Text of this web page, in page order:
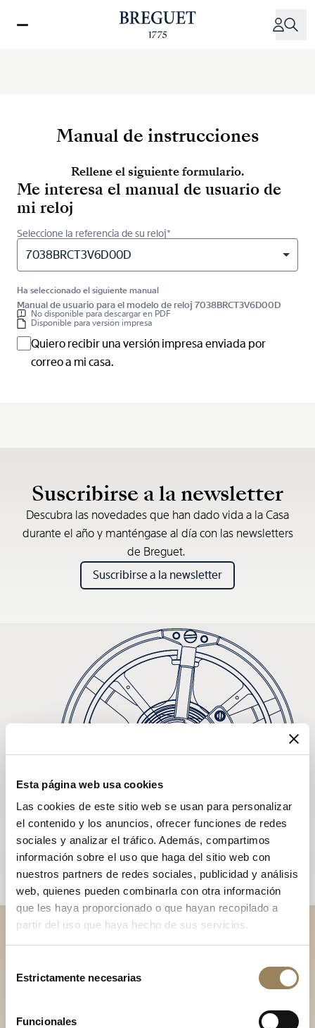
Esta página web usa cookies
Las cookies de este sitio web se usan para personalizar
el contenido y los anuncios, ofrecer funciones de redes
sociales y analizar el tráfico. Además, compartimos
información sobre el uso que haga del sitio web con
nuestros partners de redes sociales, publicidad y análisis
web, quienes pueden combinarla con otra información
que les haya proporcionado o que hayan recopilado a
partir del uso que haya hecho de sus servicios.
Estrictamente necesarias
Funcionales
Manual de instrucciones
Rellene el siguiente formulario.
Me interesa el manual de usuario de
mi reloj
Seleccione la referencia de su reloj*
7038BRCT3V6D00D
Ha seleccionado el siguiente manual
Manual de usuario para el modelo de reloj 7038BRCT3V6D00D
No disponible para descargar en PDF
Disponible para versión impresa
Quiero recibir una versión impresa enviada por
correo a mi casa.
Suscribirse a la newsletter
Descubra las novedades que han dado vida a la Casa
durante el año y manténgase al día con las newsletters
de Breguet.
Suscribirse a la newsletter
Descubra nuestras
colecciones en boutique